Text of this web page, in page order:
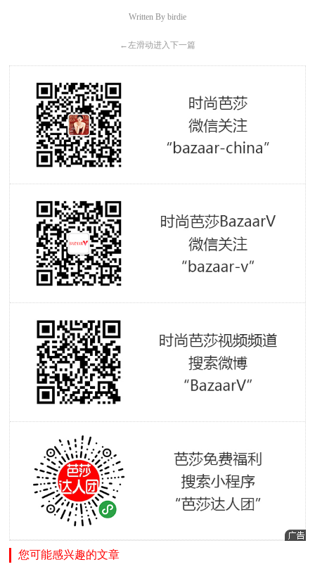
Written By birdie
← 左滑动进入下一篇
您可能感兴趣的文章